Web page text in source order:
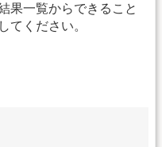
果一覧からできること
てください。